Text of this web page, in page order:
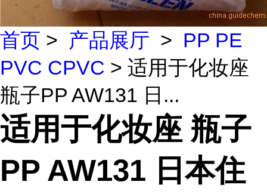
首页 > 产品展厅 > PP PE
PVC CPVC > 适用于化妆座
瓶子PP AW131 日...
适用于化妆座 瓶子
PP AW131 日本住